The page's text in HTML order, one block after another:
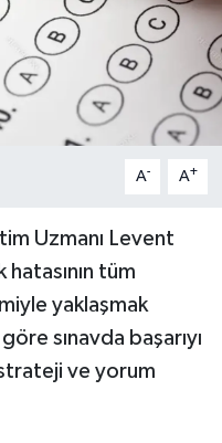
A- A+
Uzmanı Levent
tüm
yaklaşmak
sınavda başarıyı
ve yorum